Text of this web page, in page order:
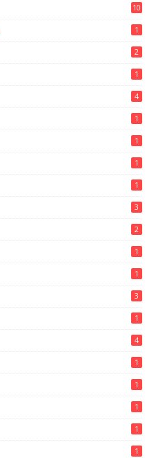
10
1
2
1
4
1
1
1
1
3
2
1
1
3
1
4
1
1
1
1
1